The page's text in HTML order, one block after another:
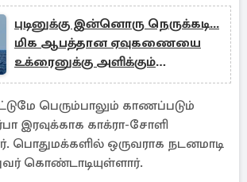
புடினுக்கு இன்னொரு நெருக்கடி...
மிக ஆபத்தான ஏவுகணையை
உக்ரைனுக்கு அளிக்கும்
அமெரிக்கா
பெரும்பாலும் காணப்படும்
இரவுக்காக காக்ரா-சோளி
பொதுமக்களில் ஒருவராக நடனமாடி
கொண்டாடியுள்ளார்.